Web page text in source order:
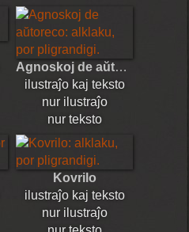
Agnoskoj de aŭtoreco
ilustraĵo kaj teksto
nur ilustraĵo
nur teksto
Kovrilo
ilustraĵo kaj teksto
nur ilustraĵo